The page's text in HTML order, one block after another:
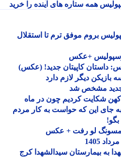
همه ستاره های آینده را خرید
موفق ترم تا استقلال
+عکس
کاپیتان جدید! (عکس)
دیگر لازم دارد
مشخص شد
کردیم چون در ماه
این که حواست به کار مردم
بیمارستان سیدالشهدا کرج